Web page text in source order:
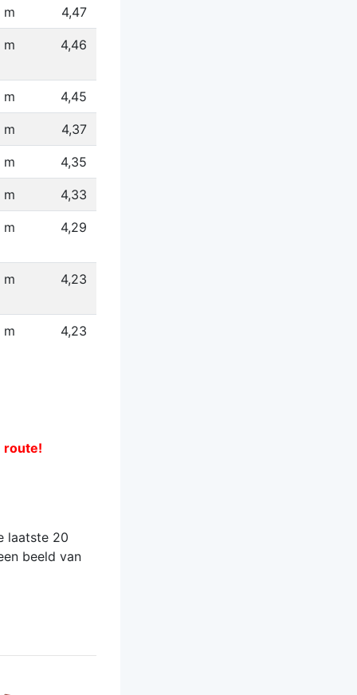
m 4,47
m 4,46
m 4,45
m 4,37
m 4,35
m 4,33
m 4,29
m 4,23
m 4,23
route!
laatste 20
beeld van